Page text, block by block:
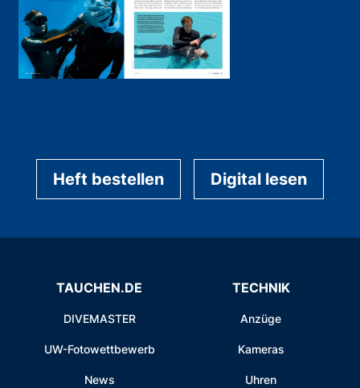
Heft bestellen Digital lesen
TAUCHEN.DE
DIVEMASTER
UW-Fotowettbewerb
News
TECHNIK
Anzüge
Kameras
Uhren